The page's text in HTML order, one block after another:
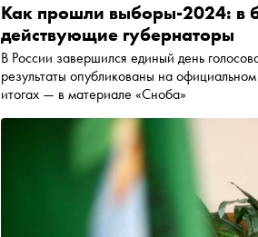
Как прошли выборы-2024: в
действующие губернаторы
В России завершился единый день
результаты опубликованы на официальном сайте ЦИК. Подсчет голосов продолжается. Подробнее об
итогах — в материале «Сноба»